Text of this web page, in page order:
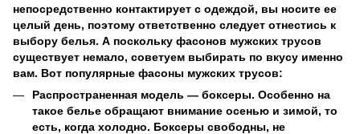
непосредственно контактирует с одеждой, вы носите ее
целый день, поэтому ответственно следует отнестись к
выбору белья. А поскольку фасонов мужских трусов
существует немало, советуем выбирать по вкусу именно
вам. Вот популярные фасоны мужских трусов:
Распространенная модель — боксеры. Особенно на
такое белье обращают внимание осенью и зимой, то
есть, когда холодно. Боксеры свободны, не